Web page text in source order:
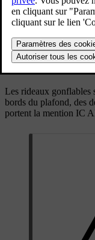
Rideau gonflable
Les rideaux gonflables
bords du plafond, des
portent la mention IC